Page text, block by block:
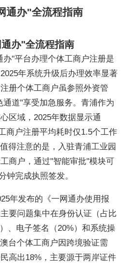
通办"全流程指南
办"全流程指南
"平台办理个体工商户注册是
年系统升级后办理效率显著
册个体工商户虽参照外资管
道"享受加急服务。青浦作为
区域，2025年数据显示通
商户注册平均耗时仅1.5个工作
得注意的是，入驻青浦工业园
商户，通过"智能审批"模块可
钟完成执照签发。
年发布的《一网通办使用报
要问题集中在身份认证（占比
、电子签名（20%）和系统操
台个体工商户因跨境验证需
高出18%，主要源于两岸证件